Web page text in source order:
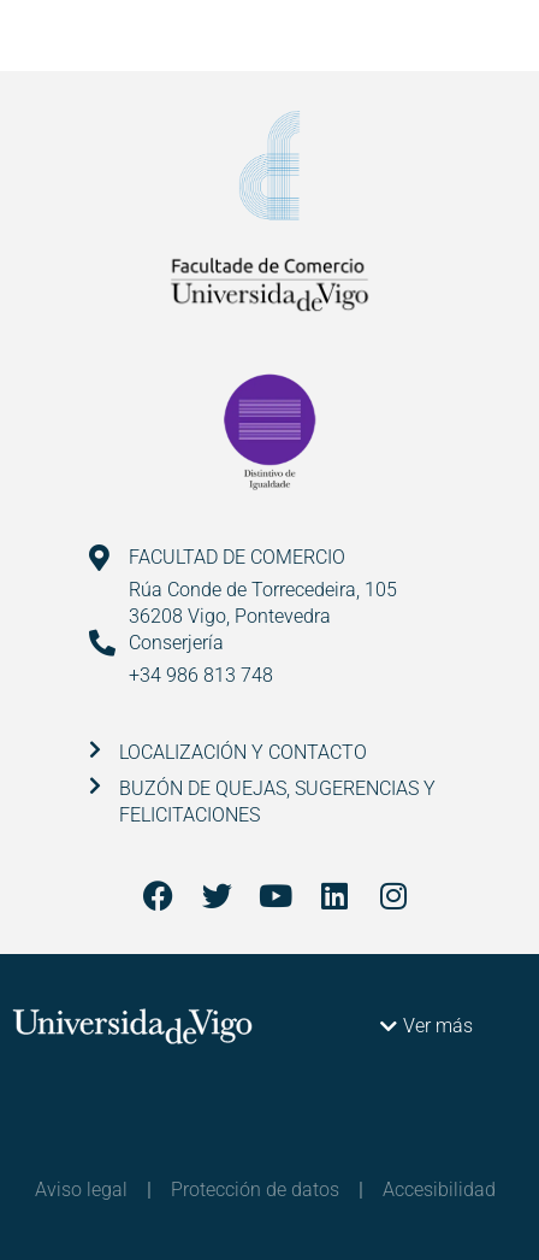
FACULTAD DE COMERCIO
Rúa Conde de Torrecedeira, 105
36208 Vigo, Pontevedra
Conserjería
+34 986 813 748
LOCALIZACIÓN Y CONTACTO
BUZÓN DE QUEJAS, SUGERENCIAS Y
FELICITACIONES
Ver más
Aviso legal | Protección de datos | Accesibilidad